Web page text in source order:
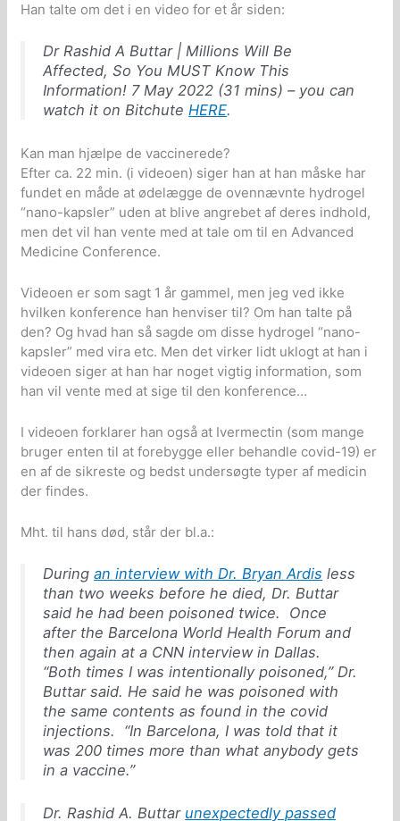
Han talte om det i en video for et år siden:
Dr Rashid A Buttar | Millions Will Be
Affected, So You MUST Know This
Information! 7 May 2022 (31 mins) – you can
watch it on BitchuteHERE.
Kan man hjælpe de vaccinerede?
Efter ca. 22 min. (i videoen) siger han at han måske har
fundet en måde at ødelægge de ovennævnte hydrogel
“nano-kapsler” uden at blive angrebet af deres indhold,
men det vil han vente med at tale om til en Advanced
Medicine Conference.
Videoen er som sagt 1 år gammel, men jeg ved ikke
hvilken konference han henviser til? Om han talte på
den? Og hvad han så sagde om disse hydrogel “nano-
kapsler” med vira etc. Men det virker lidt uklogt at han i
videoen siger at han har noget vigtig information, som
han vil vente med at sige til den konference…
I videoen forklarer han også at Ivermectin (som mange
bruger enten til at forebygge eller behandle covid-19) er
en af de sikreste og bedst undersøgte typer af medicin
der findes.
Mht. til hans død, står der bl.a.:
Duringan interview with Dr. Bryan Ardis less
than two weeks before he died, Dr. Buttar
said he had been poisoned twice. Once
after the Barcelona World Health Forum and
then again at a CNN interview in Dallas.
“Both times I was intentionally poisoned,” Dr.
Buttar said. He said he was poisoned with
the same contents as found in the covid
injections. “In Barcelona, I was told that it
was 200 times more than what anybody gets
in a vaccine.”
Dr. Rashid A. Buttar unexpectedly passed